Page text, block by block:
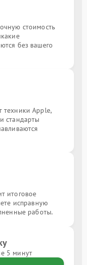
стоимость
без вашего
техники Apple,
стандарты
итоговое
исправную
работы.
5 минут